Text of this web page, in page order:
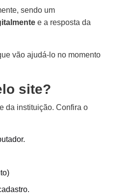
sendo um
e a resposta da
vão ajudá-lo no momento
site?
da instituição. Confira o